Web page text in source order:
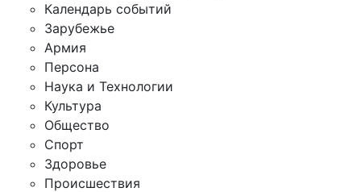
Календарь событий
Зарубежье
Армия
Персона
Наука и Технологии
Культура
Общество
Спорт
Здоровье
Происшествия